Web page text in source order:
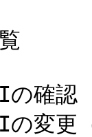
確認
変更